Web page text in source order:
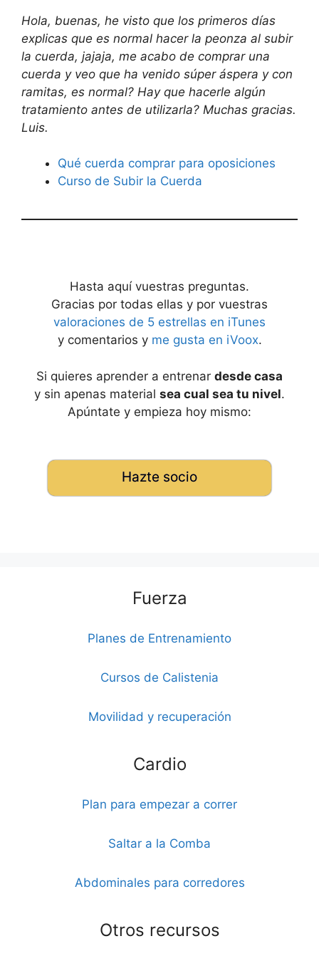
Hola, buenas, he visto que los primeros días
explicas que es normal hacer la peonza al subir
la cuerda, jajaja, me acabo de comprar una
cuerda y veo que ha venido súper áspera y con
ramitas, es normal? Hay que hacerle algún
tratamiento antes de utilizarla? Muchas gracias.
Luis.
Qué cuerda comprar para oposiciones
Curso de Subir la Cuerda
Hasta aquí vuestras preguntas.
Gracias por todas ellas y por vuestras
valoraciones de 5 estrellas en iTunes
y comentarios y me gusta en iVoox.
Si quieres aprender a entrenar desde casa
y sin apenas material sea cual sea tu nivel.
Apúntate y empieza hoy mismo:
Hazte socio
Fuerza
Planes de Entrenamiento
Cursos de Calistenia
Movilidad y recuperación
Cardio
Plan para empezar a correr
Saltar a la Comba
Abdominales para corredores
Otros recursos